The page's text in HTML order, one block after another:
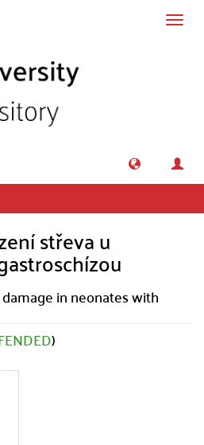
střeva u
in neonates with
)